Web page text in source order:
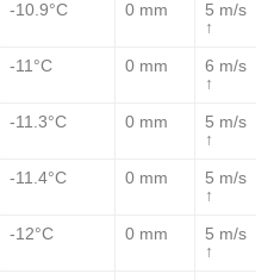
-10.9°C 0 mm
5 m/s
↑
-11°C 0 mm
6 m/s
↑
-11.3°C 0 mm
5 m/s
↑
-11.4°C 0 mm
5 m/s
↑
-12°C 0 mm
5 m/s
↑